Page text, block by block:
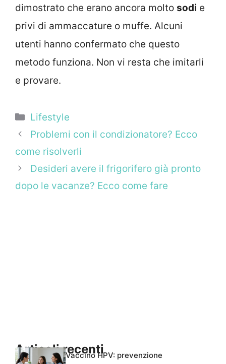
dimostrato che erano ancora molto sodi e
privi di ammaccature o muffe. Alcuni
utenti hanno confermato che questo
metodo funziona. Non vi resta che imitarli
e provare.
Categorie
Lifestyle
Problemi con il condizionatore? Ecco
come risolverli
Desideri avere il frigorifero già pronto
dopo le vacanze? Ecco come fare
Articoli recentiVaccino HPV: prevenzione